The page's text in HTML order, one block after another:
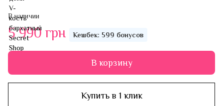
В наличии
5 990 грн Кешбек: 599 бонусов
В корзину
Купить в 1 клик